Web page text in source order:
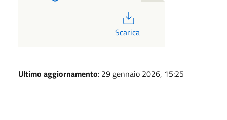
Scarica
Ultimo aggiornamento: 29 gennaio 2026, 15:25